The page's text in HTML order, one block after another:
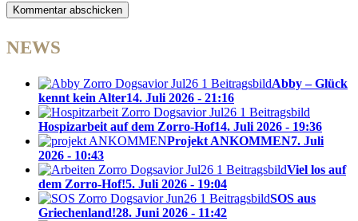
NEWS
Abby – Glück
kennt kein Alter14. Juli 2026 - 21:16
Hospizarbeit auf dem Zorro-Hof14. Juli 2026 - 19:36
Projekt ANKOMMEN7. Juli
2026 - 10:43
Viel los auf
dem Zorro-Hof!5. Juli 2026 - 19:04
SOS aus
Griechenland!28. Juni 2026 - 11:42